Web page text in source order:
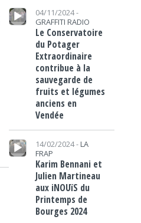
Lecteur audio
04/11/2024 -
GRAFFITI RADIO
Le Conservatoire
du Potager
Extraordinaire
contribue à la
sauvegarde de
fruits et légumes
anciens en
Vendée
Lecteur audio
14/02/2024 - LA
FRAP
Karim Bennani et
Julien Martineau
aux iNOUïS du
Printemps de
Bourges 2024